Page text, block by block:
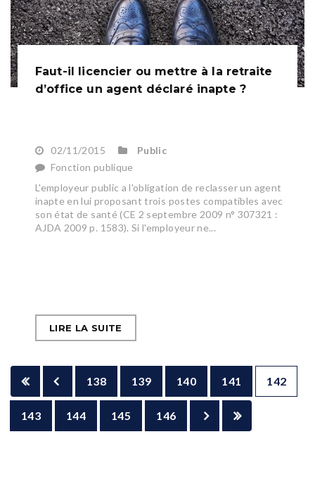
Faut-il licencier ou mettre à la retraite
d’office un agent déclaré inapte ?
02/11/2015
Public
Fonction publique
L'employeur public a l'obligation de reclasser un agent
inapte en lui proposant trois postes compatibles avec
son état de santé (CE 2 septembre 2009 n° 307321 :
AJDA 2009 p. 1583). Si l'employeur ne...
LIRE LA SUITE
138 139 140 141 142
143 144 145 146